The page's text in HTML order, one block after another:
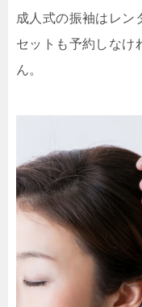
成人式の振袖はレン
セットも予約しなけ
ん。